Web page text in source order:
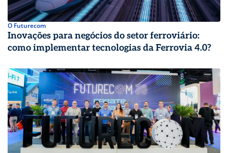
O Futurecom
Inovações para negócios do setor ferroviário:
como implementar tecnologias da Ferrovia 4.0?